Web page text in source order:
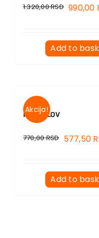
1.320,00RSD 990,00
Add to
Akcija!
RODOSLOV
770,00RSD 577,50
Add to